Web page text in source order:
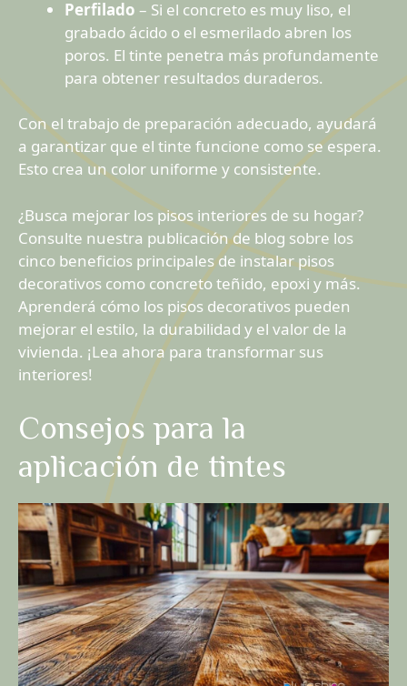
Perfilado – Si el concreto es muy liso, el
grabado ácido o el esmerilado abren los
poros. El tinte penetra más profundamente
para obtener resultados duraderos.
Con el trabajo de preparación adecuado, ayudará
a garantizar que el tinte funcione como se espera.
Esto crea un color uniforme y consistente.
¿Busca mejorar los pisos interiores de su hogar?
Consulte nuestra publicación de blog sobre los
cinco beneficios principales de instalar pisos
decorativos como concreto teñido, epoxi y más.
Aprenderá cómo los pisos decorativos pueden
mejorar el estilo, la durabilidad y el valor de la
vivienda. ¡Lea ahora para transformar sus
interiores!
Consejos para la
aplicación de tintes